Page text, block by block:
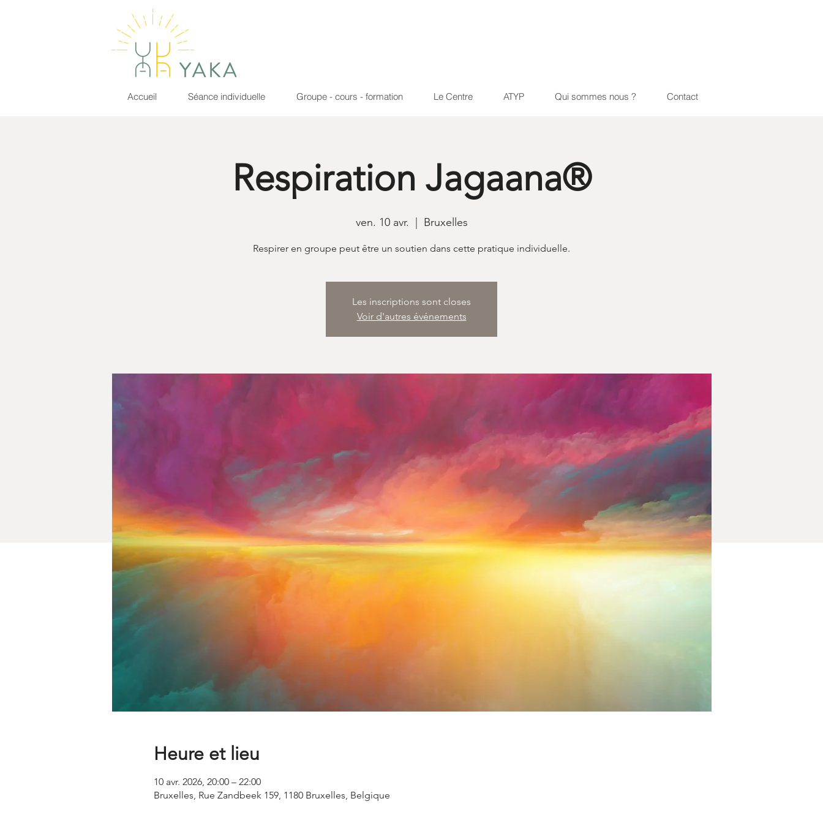
Accueil Séance individuelle Groupe - cours - formation Le Centre ATYP Qui sommes nous ? Contact
Respiration Jagaana®
ven. 10 avr. Bruxelles
Les inscriptions sont closes
Voir d'autres événements
Heure et lieu
10 avr. 2026, 20:00 – 22:00
Bruxelles, Rue Zandbeek 159, 1180 Bruxelles, Belgique